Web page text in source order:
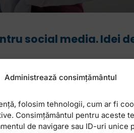
Administrează consimțământul
folosim tehnologii, cum ar fi
Consimțământul pentru aceste
de navigare sau ID-uri unice
social media. Idei
acea combinație de poze
potrivite, care te fac